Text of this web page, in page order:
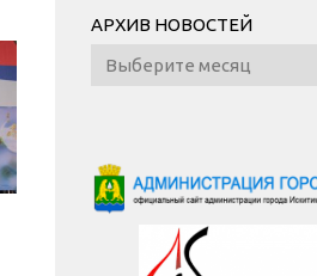
АРХИВ НОВОСТЕЙ
Архив
новостей